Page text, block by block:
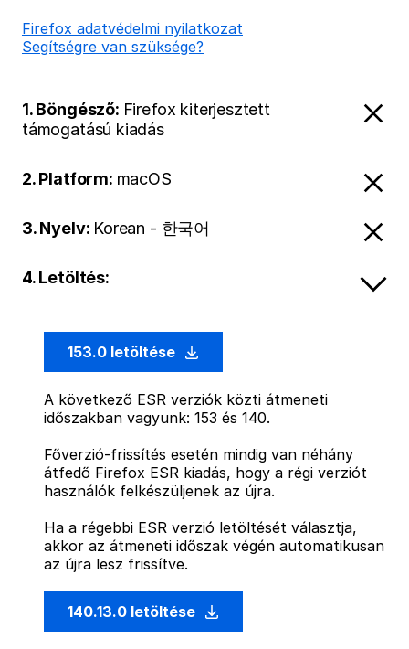
Firefox adatvédelmi nyilatkozat
Segítségre van szüksége?
1. Böngésző: Firefox kiterjesztett
támogatású kiadás
2. Platform: macOS
3. Nyelv: Korean - 한국어
4. Letöltés:
153.0 letöltése
A következő ESR verziók közti átmeneti
időszakban vagyunk: 153 és 140.
Főverzió-frissítés esetén mindig van néhány
átfedő Firefox ESR kiadás, hogy a régi verziót
használók felkészüljenek az újra.
Ha a régebbi ESR verzió letöltését választja,
akkor az átmeneti időszak végén automatikusan
az újra lesz frissítve.
140.13.0 letöltése